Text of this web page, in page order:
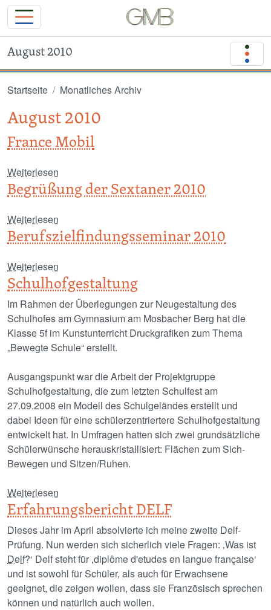
August 2010
Startseite Monatliches Archiv
August 2010
France Mobil
Weiterlesen
Begrüßung der Sextaner 2010
Weiterlesen
Berufszielfindungsseminar 2010
Weiterlesen
Schulhofgestaltung
Im Rahmen der Überlegungen zur Neugestaltung des
Schulhofes am Gymnasium am Mosbacher Berg hat die
Klasse 5f im Kunstunterricht Druckgrafiken zum Thema
„Bewegte Schule“ erstellt.
Ausgangspunkt war die Arbeit der Projektgruppe
Schulhofgestaltung, die zum letzten Schulfest am
27.09.2008 ein Modell des Schulgeländes erstellt und
dabei Ideen für eine schülerzentriertere Schulhofgestaltung
entwickelt hat. In Umfragen hatten sich zwei grundsätzliche
Schülerwünsche herauskristallisiert: Flächen zum Sich-
Bewegen und Sitzen/Ruhen.
Weiterlesen
Erfahrungsbericht DELF
Dieses Jahr im April absolvierte ich meine zweite Delf-
Prüfung. Nun werden sich sicherlich viele Fragen: ‚Was ist
Delf?‘ Delf steht für ‚diplôme d'etudes en langue française‘
und ist sowohl für Schüler, als auch für Erwachsene
geeignet, die zeigen wollen, dass sie Französisch sprechen
können und natürlich auch wollen.